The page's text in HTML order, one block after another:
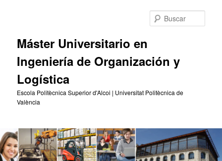
Máster Universitario en
Ingeniería de Organización y
Logística
Escola Politècnica Superior d'Alcoi | Universitat Politècnica de
València